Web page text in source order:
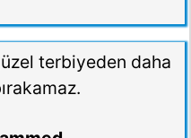
terbiyeden daha